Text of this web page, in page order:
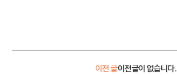
이전 글이전글이 없습니다.